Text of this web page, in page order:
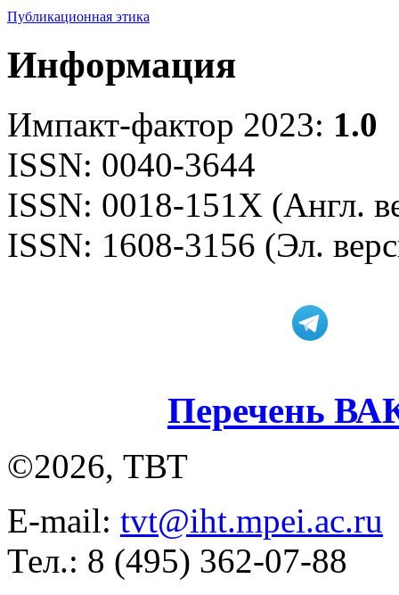
Публикационная этика
Информация
Импакт-фактор 2023: 1.0
ISSN: 0040-3644
ISSN: 0018-151X (Англ.
ISSN: 1608-3156 (Эл.
Перечень
©2026, ТВТ
E-mail: tvt@iht.mpei.ac.ru
Тел.: 8 (495) 362-07-88